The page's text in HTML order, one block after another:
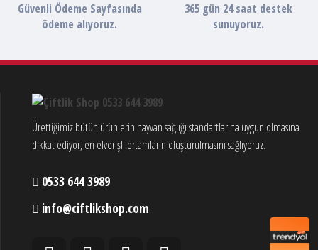
Güvenli Ödeme Sayfasında
ödeme alıyoruz.
365 gün 24 saat destek
sunuyoruz.
Ürettiğimiz bütün ürünlerin hayvan sağlığı standartlarına uygun olmasına
dikkat ediyor, en elverişli ortamların oluşturulmasını sağlıyoruz.
0533 644 3989
info@ciftlikshop.com